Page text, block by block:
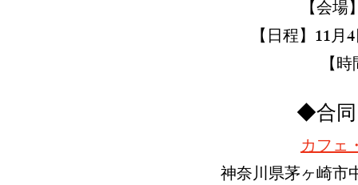
【会
【日程】11
【
​◆合同
カフェ
神奈川県茅ヶ崎市